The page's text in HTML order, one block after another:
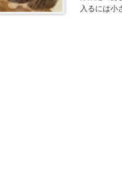
入るには小